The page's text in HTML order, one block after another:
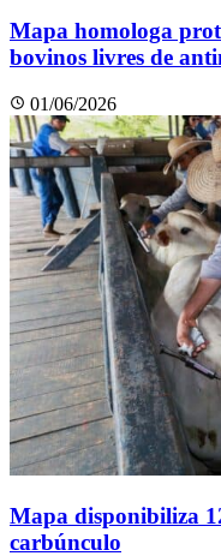
Mapa homologa
bovinos livres de
01/06/2026
Mapa disponibiliza
carbúnculo